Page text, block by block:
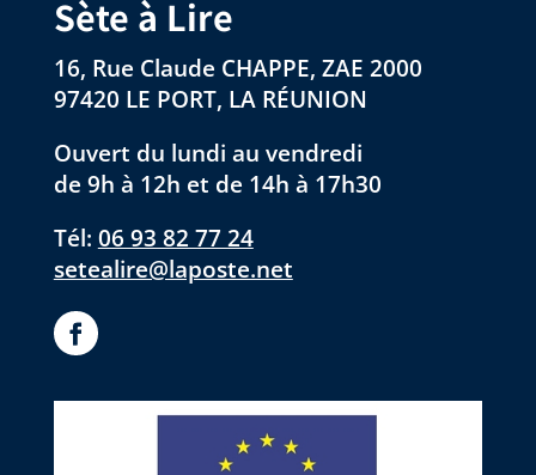
Sète à Lire
16, Rue Claude CHAPPE, ZAE 2000
97420 LE PORT, LA RÉUNION
Ouvert du lundi au vendredi
de 9h à 12h et de 14h à 17h30
Tél: 06 93 82 77 24
setealire@laposte.net